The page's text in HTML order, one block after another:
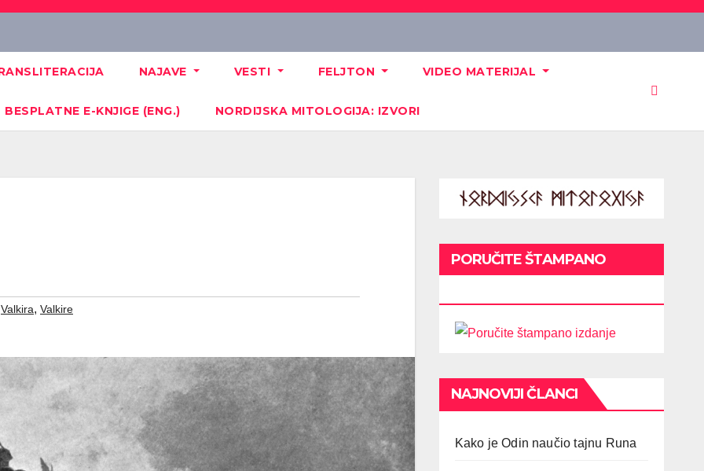
NAJAVE VESTI FELJTON VIDEO MATERIJAL
BESPLATNE E-KNJIGE (ENG.) NORDIJSKA MITOLOGIJA: IZVORI
Valkira, Valkire
PORUČITE ŠTAMPANO
NAJNOVIJI ČLANCI
Kako je Odin naučio tajnu Runa